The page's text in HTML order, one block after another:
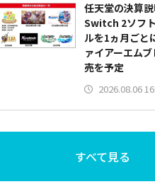
任天堂の決算
Switch 2ソフ
ルを1ヵ月ご
ァイアーエム
売を予定
2026.08.06
すべて見る